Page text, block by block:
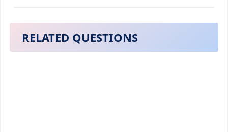
RELATED QUESTIONS